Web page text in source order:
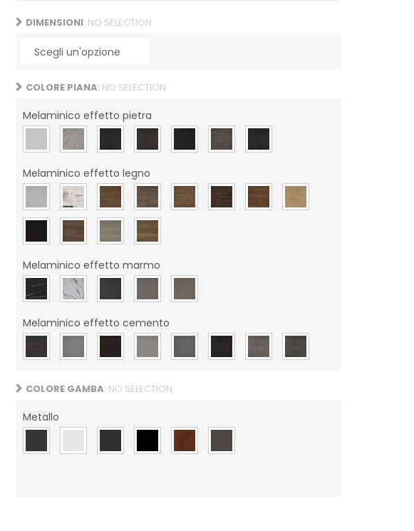
DIMENSIONI: NO SELECTION
COLORE PIANA: NO SELECTION
Melaminico effetto pietra
Melaminico effetto legno
Melaminico effetto marmo
Melaminico effetto cemento
COLORE GAMBA: NO SELECTION
Metallo